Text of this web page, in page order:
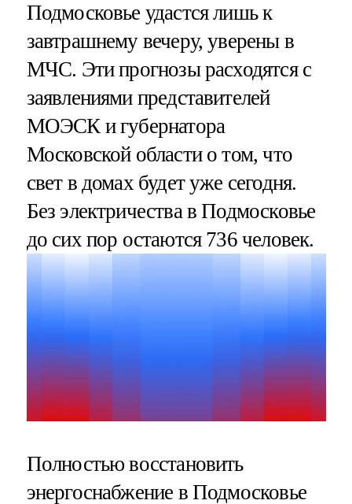
Подмосковье удастся лишь к
завтрашнему вечеру, уверены в
МЧС. Эти прогнозы расходятся с
заявлениями представителей
МОЭСК и губернатора
Московской области о том, что
свет в домах будет уже сегодня.
Без электричества в Подмосковье
до сих пор остаются 736 человек.
Полностью восстановить
энергоснабжение в Подмосковье